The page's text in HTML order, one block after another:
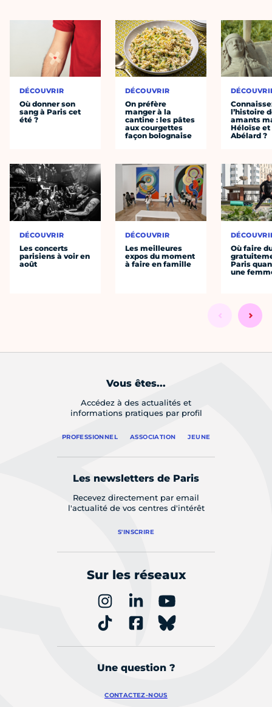
DÉCOUVRIR
Où donner son
sang à Paris cet
été ?
DÉCOUVRIR
Les concerts
parisiens à voir en
août
DÉCOUVRIR
On préfère
manger à la
cantine : les pâtes
aux courgettes
façon bolognaise
DÉCOUVRIR
Les meilleures
expos du moment
à faire en famille
l’histoire
amants
Héloïse et
Abélard ?
Où faire
Paris
une
Vous êtes...
Accédez à des actualités et
informations pratiques par profil
PROFESSIONNEL ASSOCIATION JEUNE
Les newsletters de Paris
Recevez directement par email
l'actualité de vos centres d'intérêt
S'INSCRIRE
Sur les réseaux
Une question ?
CONTACTEZ-NOUS